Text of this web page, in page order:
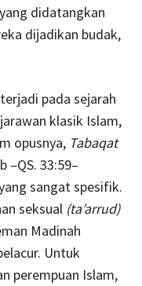
didatangkan
dijadikan budak,
pada sejarah
klasik Islam,
opusnya, Tabaqat
–QS. 33:59–
sangat spesifik.
seksual (ta’arrud)
Madinah
Untuk
perempuan Islam,